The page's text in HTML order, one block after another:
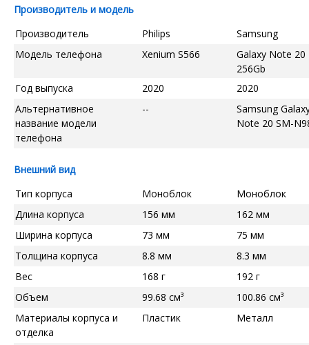
Производитель и модель
Производитель
Philips
Samsung
Модель телефона
Xenium S566
Galaxy Note 20
256Gb
Год выпуска
2020
2020
Альтернативное
название модели
телефона
--
Samsung
Note 20 SM-
Внешний вид
Тип корпуса
Моноблок
Моноблок
Длина корпуса
156 мм
162 мм
Ширина корпуса
73 мм
75 мм
Толщина корпуса
8.8 мм
8.3 мм
Вес
168 г
192 г
Объем
99.68 см³
100.86 см³
Материалы корпуса и
отделка
Пластик Металл